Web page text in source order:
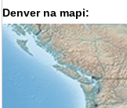
Denver na mapi: